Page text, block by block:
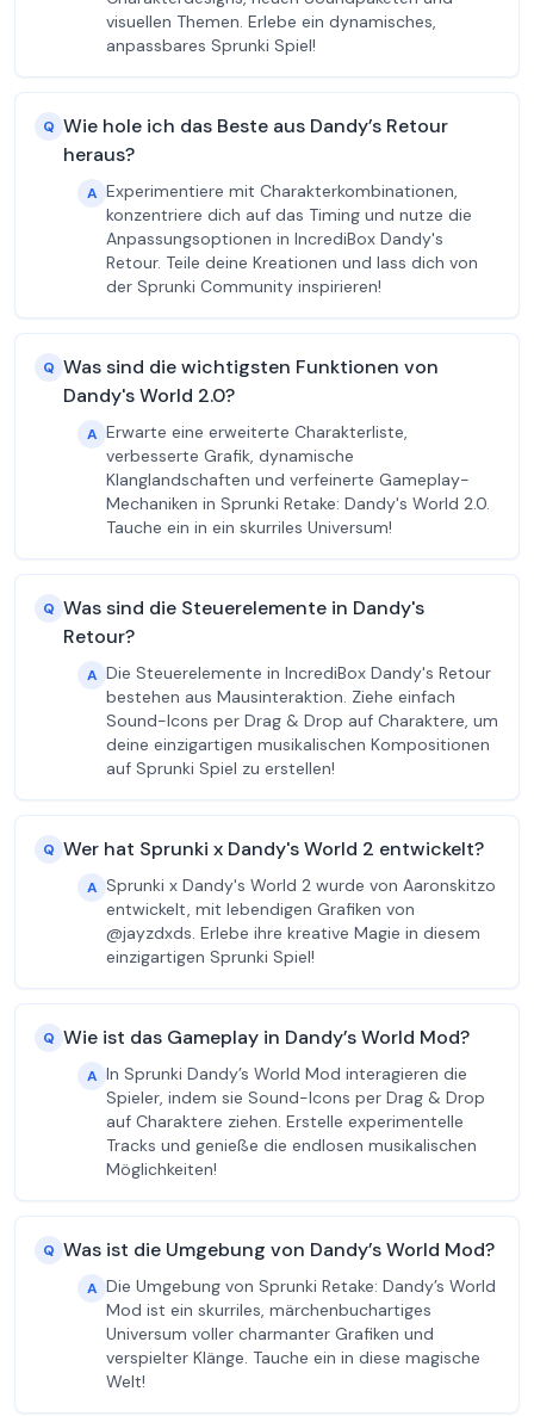
visuellen Themen. Erlebe ein dynamisches,
anpassbares Sprunki Spiel!
Q Wie hole ich das Beste aus Dandy’s Retour
heraus?
A Experimentiere mit Charakterkombinationen,
konzentriere dich auf das Timing und nutze die
Anpassungsoptionen in IncrediBox Dandy's
Retour. Teile deine Kreationen und lass dich von
der Sprunki Community inspirieren!
Q Was sind die wichtigsten Funktionen von
Dandy's World 2.0?
A Erwarte eine erweiterte Charakterliste,
verbesserte Grafik, dynamische
Klanglandschaften und verfeinerte Gameplay-
Mechaniken in Sprunki Retake: Dandy's World 2.0.
Tauche ein in ein skurriles Universum!
Q Was sind die Steuerelemente in Dandy's
Retour?
A Die Steuerelemente in IncrediBox Dandy's Retour
bestehen aus Mausinteraktion. Ziehe einfach
Sound-Icons per Drag & Drop auf Charaktere, um
deine einzigartigen musikalischen Kompositionen
auf Sprunki Spiel zu erstellen!
Q Wer hat Sprunki x Dandy's World 2 entwickelt?
A Sprunki x Dandy's World 2 wurde von Aaronskitzo
entwickelt, mit lebendigen Grafiken von
@jayzdxds. Erlebe ihre kreative Magie in diesem
einzigartigen Sprunki Spiel!
Q Wie ist das Gameplay in Dandy’s World Mod?
A In Sprunki Dandy’s World Mod interagieren die
Spieler, indem sie Sound-Icons per Drag & Drop
auf Charaktere ziehen. Erstelle experimentelle
Tracks und genieße die endlosen musikalischen
Möglichkeiten!
Q Was ist die Umgebung von Dandy’s World Mod?
A Die Umgebung von Sprunki Retake: Dandy’s World
Mod ist ein skurriles, märchenbuchartiges
Universum voller charmanter Grafiken und
verspielter Klänge. Tauche ein in diese magische
Welt!